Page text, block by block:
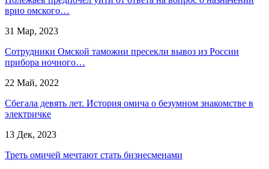
врио омского…
31 Мар, 2023
Сотрудники Омской таможни пресекли вывоз из России
прибора ночного…
22 Май, 2022
Сбегала девять лет. История омича о безумном знакомстве в
электричке
13 Дек, 2023
Треть омичей мечтают стать бизнесменами